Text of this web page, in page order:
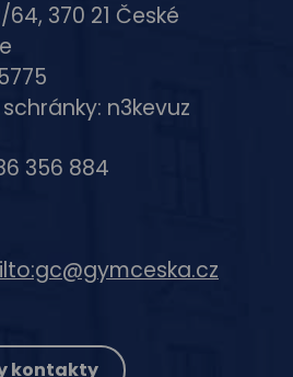
64, 370 21 České
n3kevuz
356 884
kontakty